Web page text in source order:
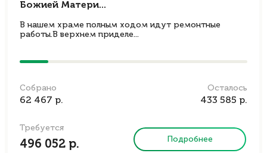
Божией Матери...
В нашем храме полным ходом идут ремонтные
работы.В верхнем приделе...
Собрано
62 467 р.
Осталось
433 585 р.
Требуется
496 052 р. Подробнее